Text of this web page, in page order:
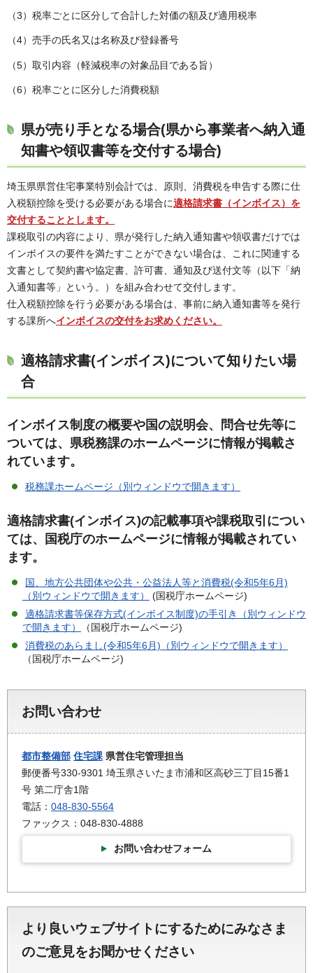
（3）税率ごとに区分して合計した対価の額及び適用税率
（4）売手の氏名又は名称及び登録番号
（5）取引内容（軽減税率の対象品目である旨）
（6）税率ごとに区分した消費税額
県が売り手となる場合(県から事業者へ納入通
知書や領収書等を交付する場合)
埼玉県県営住宅事業特別会計では、原則、消費税を申告する際に仕
入税額控除を受ける必要がある場合に適格請求書（インボイス）を
交付することとします。
課税取引の内容により、県が発行した納入通知書や領収書だけでは
インボイスの要件を満たすことができない場合は、これに関連する
文書として契約書や協定書、許可書、通知及び送付文等（以下「納
入通知書等」という。）を組み合わせて交付します。
仕入税額控除を行う必要がある場合は、事前に納入通知書等を発行
する課所へインボイスの交付をお求めください。
適格請求書(インボイス)について知りたい場
合
インボイス制度の概要や国の説明会、問合せ先等に
ついては、県税務課のホームページに情報が掲載さ
れています。
税務課ホームページ（別ウィンドウで開きます）
適格請求書(インボイス)の記載事項や課税取引につい
ては、国税庁のホームページに情報が掲載されてい
ます。
国、地方公共団体や公共・公益法人等と消費税(令和5年6月)
（別ウィンドウで開きます）
(国税庁ホームページ)
適格請求書等保存方式(インボイス制度)の手引き（別ウィンドウ
で開きます）
（国税庁ホームページ)
消費税のあらまし(令和5年6月)（別ウィンドウで開きます）
（国税庁ホームページ)
お問い合わせ
都市整備部 住宅課 県営住宅管理担当
郵便番号330-9301 埼玉県さいたま市浦和区高砂三丁目15番1
号 第二庁舎1階
電話： 048-830-5564
ファックス：048-830-4888
お問い合わせフォーム
より良いウェブサイトにするためにみなさま
のご意見をお聞かせください